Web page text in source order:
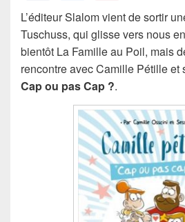
L’éditeur Slalom vient de sortir
Tuschuss, qui glisse vers nous
bientôt La Famille au Poil, mais
rencontre avec Camille Pétille et
Cap ou pas Cap ?.